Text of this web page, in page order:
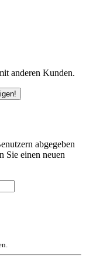
anderen Kunden.
abgegeben
Sie einen neuen